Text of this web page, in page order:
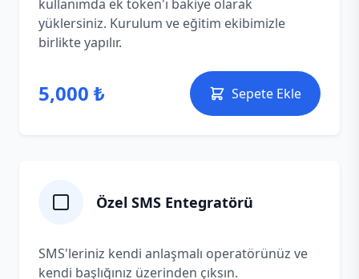
kullanımda ek token'ı bakiye olarak
yüklersiniz. Kurulum ve eğitim ekibimizle
birlikte yapılır.
5,000 ₺ Sepete Ekle
Özel SMS Entegratörü
SMS'leriniz kendi anlaşmalı operatörünüz ve
kendi başlığınız üzerinden çıksın.